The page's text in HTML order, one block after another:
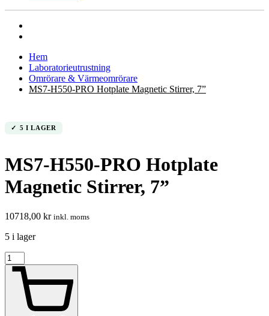
Hem
Laboratorieutrustning
Omrörare & Värmeomrörare
MS7-H550-PRO Hotplate Magnetic Stirrer, 7”
5 I LAGER
MS7-H550-PRO Hotplate
Magnetic Stirrer, 7”
10718,00 kr inkl. moms
5 i lager
MS7-
H550-
PRO
Hotplate
Magnetic
Stirrer,